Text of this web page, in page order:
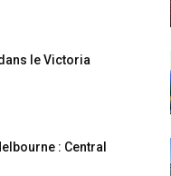
le Victoria
: Central